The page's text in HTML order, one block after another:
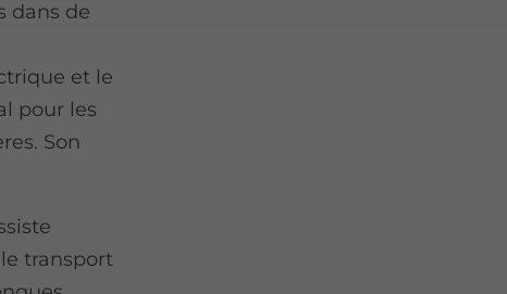
dans de
et le
pour les
Son
transport